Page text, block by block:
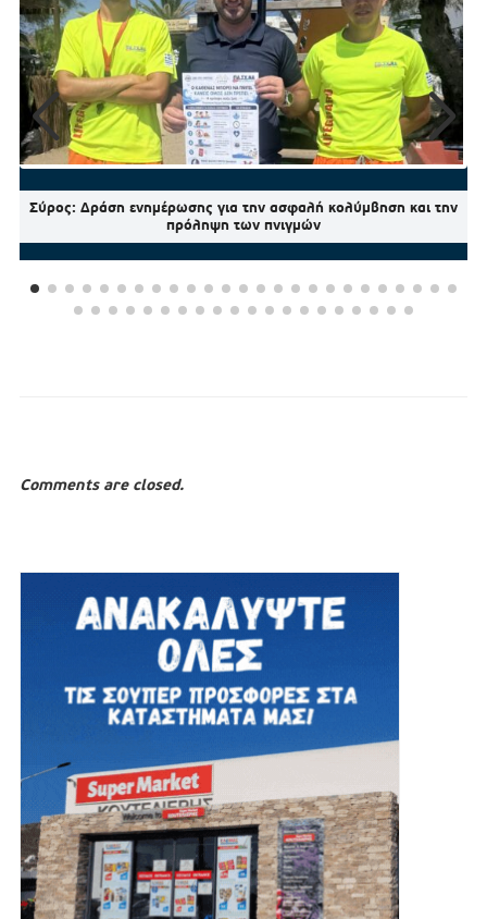
Σύρος: Δράση ενημέρωσης για την ασφαλή κολύμβηση και την
πρόληψη των πνιγμών
Comments are closed.